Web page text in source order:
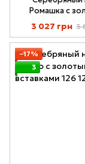
Ромашка с
3 027 грн 3
−17%
3